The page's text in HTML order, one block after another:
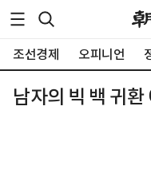
조선경제 오피니언
남자의 빅 백 귀환